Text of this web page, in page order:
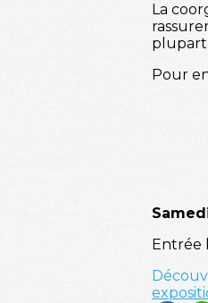
La
plupart
Pour
Entrée